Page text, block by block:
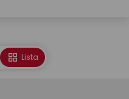
Lista